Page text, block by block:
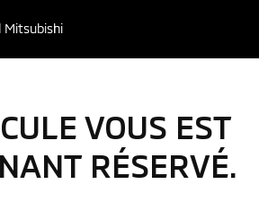
Mitsubishi
VOUS EST
RÉSERVÉ.